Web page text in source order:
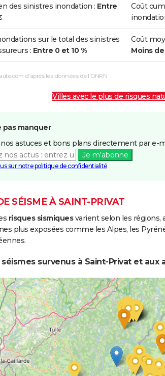
des sinistres inondation : Entre
Coût
sur le total des sinistres
: Entre 0 et 10 %
Coût
Moins
d'après les données de l'ONRN
Villes avec le plus de risques
pas manquer
nos astuces et bons plans directement par e-
Je m'abonne
sur notre politique de confidentialité
SÉISME À SAINT-PRIVAT
risques sismiquesvarient selon les régions,
plus exposées comme les Alpes, les
survenus à Saint-Privat et aux